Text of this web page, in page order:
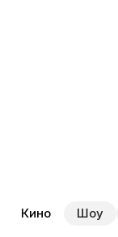
Кино Шоу